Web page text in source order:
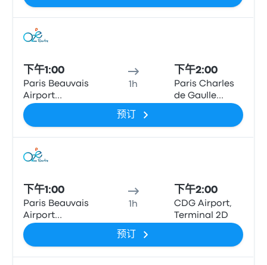
下午1:00
Paris Beauvais
Airport
Terminal 1
1h
下午2:00
Paris Charles
de Gaulle
预订
下午1:00
Paris Beauvais
Airport
Terminal 1
1h
下午2:00
CDG Airport,
Terminal 2D
预订